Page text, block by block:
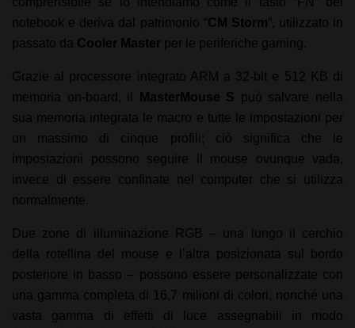
notebook e deriva dal patrimonio “ CM Storm“, utilizzato in
passato da Cooler Master per le periferiche gaming.
Grazie al processore integrato ARM a 32-bit e 512 KB di
memoria on-board, il
MasterMouse S può salvare nella
sua memoria integrata le macro e tutte le impostazioni per
un massimo di cinque profili; ciò significa che le
impostazioni possono seguire il mouse ovunque vada,
invece di essere confinate nel computer che si utilizza
normalmente.
Due zone di illuminazione RGB – una lungo il cerchio
della rotellina del mouse e l’altra posizionata sul bordo
posteriore in basso – possono essere personalizzate con
una gamma completa di 16,7 milioni di colori, nonché una
vasta gamma di effetti di luce assegnabili in modo